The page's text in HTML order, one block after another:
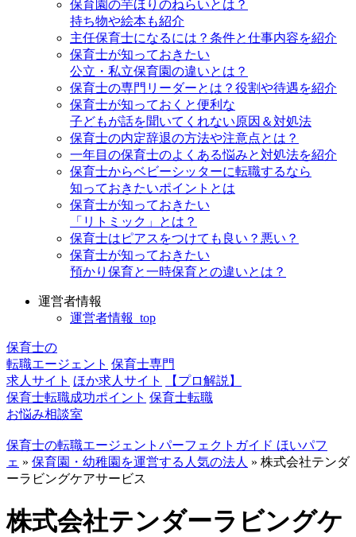
保育園の芋ほりのねらいとは？
持ち物や絵本も紹介
主任保育士になるには？条件と仕事内容を紹介
保育士が知っておきたい
公立・私立保育園の違いとは？
保育士の専門リーダーとは？役割や待遇を紹介
保育士が知っておくと便利な
子どもが話を聞いてくれない原因＆対処法
保育士の内定辞退の方法や注意点とは？
一年目の保育士のよくある悩みと対処法を紹介
保育士からベビーシッターに転職するなら
知っておきたいポイントとは
保育士が知っておきたい
「リトミック」とは？
保育士はピアスをつけても良い？悪い？
保育士が知っておきたい
預かり保育と一時保育との違いとは？
運営者情報
運営者情報_top
保育士の
転職エージェント 保育士専門
求人サイト ほか求人サイト
【プロ解説】
保育士転職成功ポイント 保育士転職
お悩み相談室
保育士の転職エージェントパーフェクトガイド ほいパフ
ェ » 保育園・幼稚園を運営する人気の法人 » 株式会社テンダ
ーラビングケアサービス
株式会社テンダーラビングケ